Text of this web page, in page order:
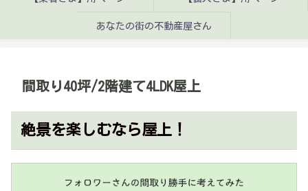
あなたの街の不動産屋さん
間取り40坪/2階建て4LDK屋上
絶景を楽しむなら屋上！